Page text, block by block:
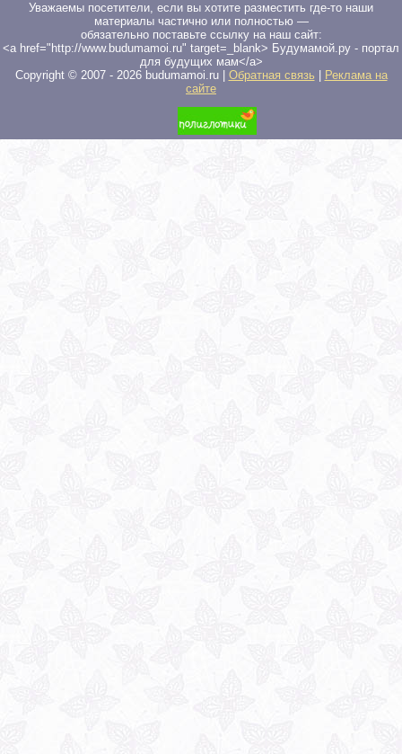
Уважаемы посетители, если вы хотите разместить где-то наши
материалы частично или полностью —
обязательно поставьте ссылку на наш сайт:
<a href="http://www.budumamoi.ru" target=_blank> Будумамой.ру - портал
для будущих мам</a>
Copyright © 2007 - 2026budumamoi.ru | Обратная связь
Реклама на
сайте